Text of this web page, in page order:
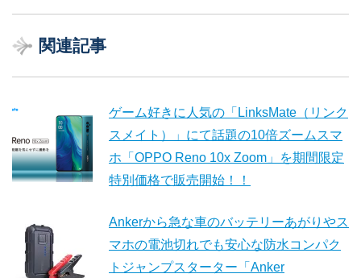
関連記事
ゲーム好きに人気の「LinksMate（リンク
スメイト）」にて話題の10倍ズームスマ
ホ「OPPO Reno 10x Zoom」を期間限定
特別価格で販売開始！！
Ankerから急な車のバッテリーあがりやス
マホの電池切れでも安心な防水コンパク
トジャンプスターター「Anker